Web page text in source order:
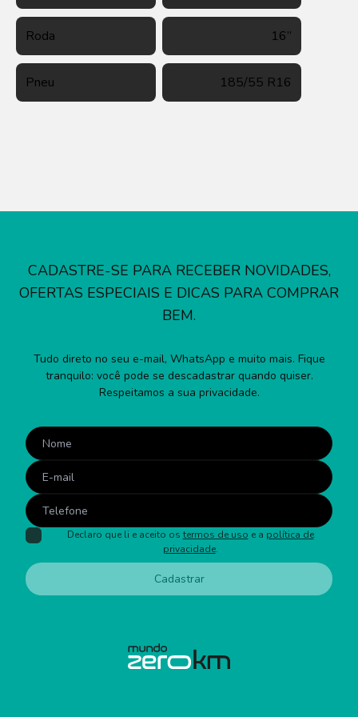
Roda 16’’
Pneu 185/55 R16
CADASTRE-SE PARA RECEBER NOVIDADES,
OFERTAS ESPECIAIS E DICAS PARA COMPRAR
BEM.
Tudo direto no seu e-mail, WhatsApp e muito mais. Fique
tranquilo: você pode se descadastrar quando quiser.
Respeitamos a sua privacidade.
Declaro que li e aceito os termos de uso e a política de
privacidade.
Cadastrar